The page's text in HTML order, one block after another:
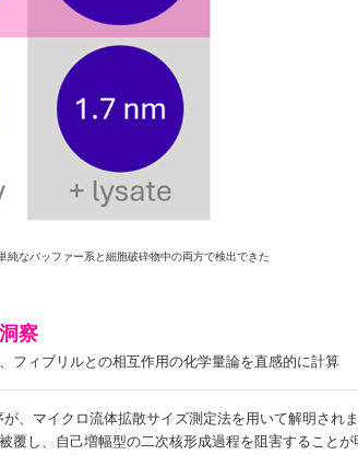
なバッファー系と細胞破砕物中の両方で検出できた
察
フィブリルとの相互作用の化学量論を直感的に計算
、マイクロ流体拡散サイズ測定法を用いて解明され
覆し、自己増幅型の二次核形成過程を阻害することが